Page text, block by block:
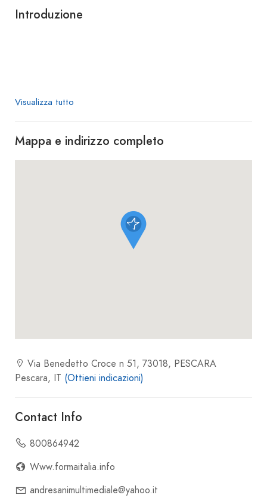
Introduzione
Visualizza tutto
Mappa e indirizzo completo
Via Benedetto Croce n 51, 73018, PESCARA
Pescara, IT (Ottieni indicazioni)
Contact Info
800864942
Www.formaitalia.info
andresanimultimediale@yahoo.it